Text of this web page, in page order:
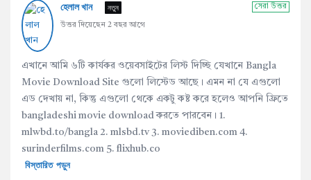
সেরা উত্তর
হেলাল খান নতুন
উত্তর দিয়েছেন 2 বছর আগে
এখানে আমি ৬টি কার্যকর ওয়েবসাইটের লিস্ট দিচ্ছি যেখানে Bangla
Movie Download Site গুলো লিস্টেড আছে। এমন না যে এগুলো
এড দেখায় না, কিন্তু এগুলো থেকে একটু কষ্ট করে হলেও আপনি ফ্রিতে
bangladeshi movie download করতে পারবেন। 1.
mlwbd.to/bangla 2. mlsbd.tv 3. moviediben.com 4.
surinderfilms.com 5. flixhub.co
বিস্তারিত পড়ুন